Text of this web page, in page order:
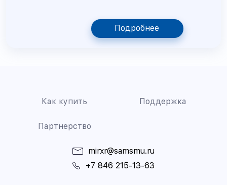
Подробнее
Как купить Поддержка
Партнерство
mirxr@samsmu.ru
+7 846 215-13-63